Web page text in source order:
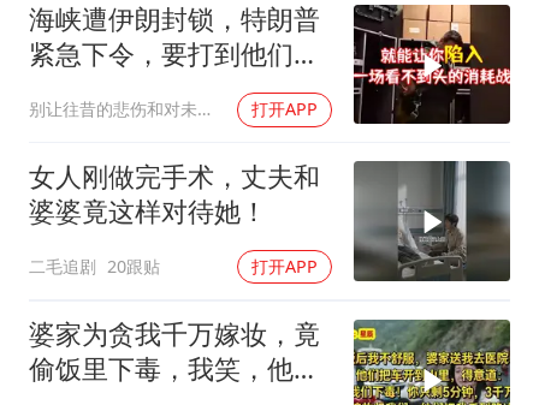
海峡遭伊朗封锁，特朗普
紧急下令，要打到他们承
别让往昔的悲伤和对未来的恐惧 打开APP
女人刚做完手术，丈夫和
婆婆竟这样对待她！
二毛追剧 20跟贴 打开APP
婆家为贪我千万嫁妆，竟
偷饭里下毒，我笑，他们